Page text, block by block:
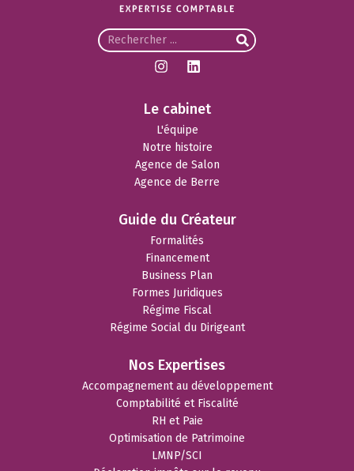
Le cabinet
L'équipe
Notre histoire
Agence de Salon
Agence de Berre
Guide du Créateur
Formalités
Financement
Business Plan
Formes Juridiques
Régime Fiscal
Régime Social du Dirigeant
Nos Expertises
Accompagnement au développement
Comptabilité et Fiscalité
RH et Paie
Optimisation de Patrimoine
LMNP/SCI